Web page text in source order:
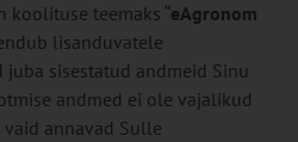
koolituse teemaks “eAgronom
lisanduvatele
sisestatud andmeid Sinu
andmed ei ole vajalikud
annavad Sulle